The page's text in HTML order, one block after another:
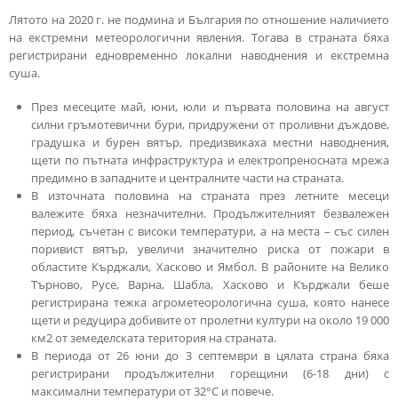
Лятото на 2020 г. не подмина и България по отношение наличието
на екстремни метеорологични явления. Тогава в страната бяха
регистрирани едновременно локални наводнения и екстремна
суша.
През месеците май, юни, юли и първата половина на август
силни гръмотевични бури, придружени от проливни дъждове,
градушка и бурен вятър, предизвикаха местни наводнения,
щети по пътната инфраструктура и електропреносната мрежа
предимно в западните и централните части на страната.
В източната половина на страната през летните месеци
валежите бяха незначителни. Продължителният безвалежен
период, съчетан с високи температури, а на места – със силен
поривист вятър, увеличи значително риска от пожари в
областите Кърджали, Хасково и Ямбол. В районите на Велико
Търново, Русе, Варна, Шабла, Хасково и Кърджали беше
регистрирана тежка агрометеорологична суша, която нанесе
щети и редуцира добивите от пролетни култури на около 19 000
км2 от земеделската територия на страната.
В периода от 26 юни до 3 септември в цялата страна бяха
регистрирани продължителни горещини (6-18 дни) с
максимални температури от 32°C и повече.